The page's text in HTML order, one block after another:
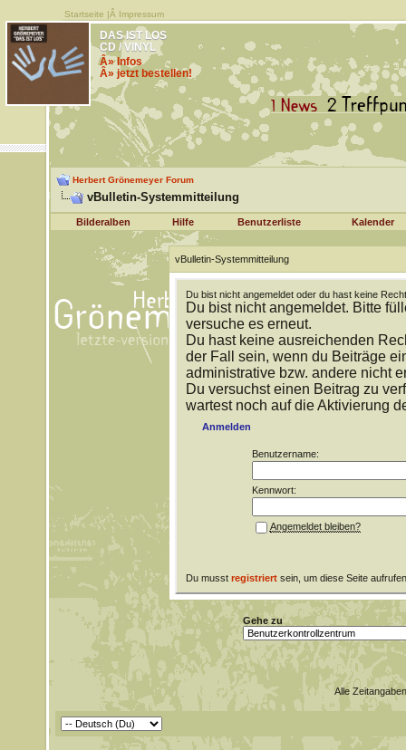
Startseite |Â Impressum
DAS IST LOS
CD / VINYL
Â» Infos
Â» jetzt bestellen!
Herbert Grönemeyer Forum
vBulletin-Systemmitteilung
Bilderalben Hilfe Benutzerliste Kalender
vBulletin-Systemmitteilung
Du bist nicht angemeldet oder du hast keine
Du bist nicht angemeldet. Bitte
versuche es erneut.
Du hast keine ausreichenden
der Fall sein, wenn du Beiträge
administrative bzw. andere nicht
Du versuchst einen Beitrag zu
wartest noch auf die Aktivierung
Anmelden
Benutzername:
Kennwort:
Angemeldet bleiben?
Du musst registriertsein, um diese Seite
Gehe zu
Alle